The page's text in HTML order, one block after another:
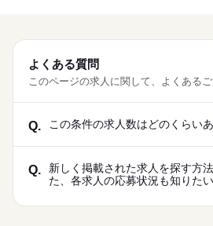
よくある質問
このページの求人に関して、よくあるご
Q. この条件の求人数はどのくらい
Q.
新しく掲載された求人を探す方
た、各求人の応募状況も知りたい